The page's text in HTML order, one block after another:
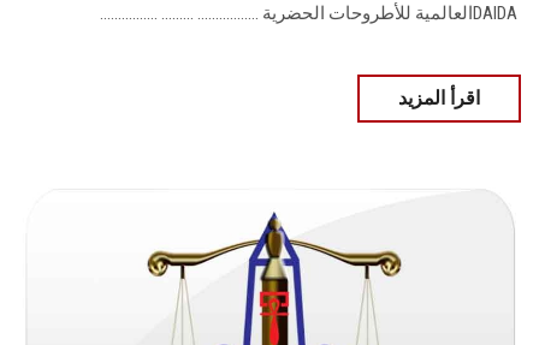
DAIDA ‎العالمية للأطروحات الحضرية‎ ................. ......... ................
اقرأ المزيد